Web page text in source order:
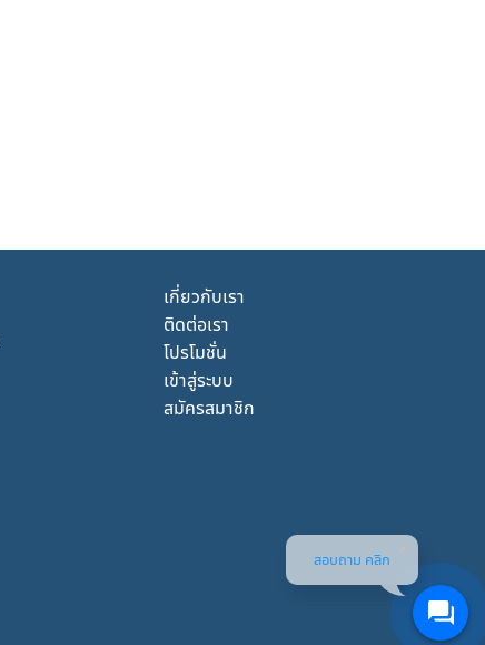
เกี่ยวกับเรา
ติดต่อเรา
โปรโมชั่น
เข้าสู่ระบบ
สมัครสมาชิก
สอบถาม คลิก